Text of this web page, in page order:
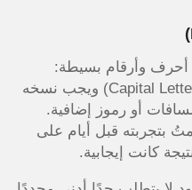
وأرقام بسيطة:
. يُكتب بأحرف كبيرة (Capital Letters) ويجب نسخه
أو رموز إضافية.
بتجربته قبل أيام على
كانت إيجابية.